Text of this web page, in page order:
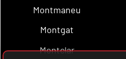
Montmaneu
Montgat
Montclar